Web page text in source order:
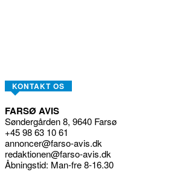
KONTAKT OS
FARSØ AVIS
Søndergården 8, 9640 Farsø
+45 98 63 10 61
annoncer@farso-avis.dk
redaktionen@farso-avis.dk
Åbningstid: Man-fre 8-16.30